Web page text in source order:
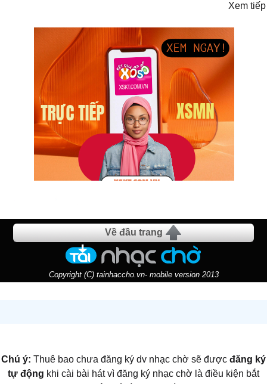
Xem tiếp
Về đầu trang
Copyright (C) tainhaccho.vn- mobile version 2013
Chú ý: Thuê bao chưa đăng ký dv nhạc chờ sẽ được đăng ký
tự động khi cài bài hát vì đăng ký nhạc chờ là điều kiện bắt